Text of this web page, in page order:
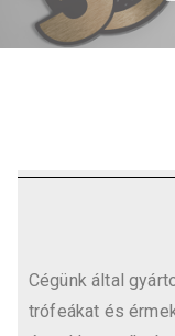
Cégünk által
trófeákat és